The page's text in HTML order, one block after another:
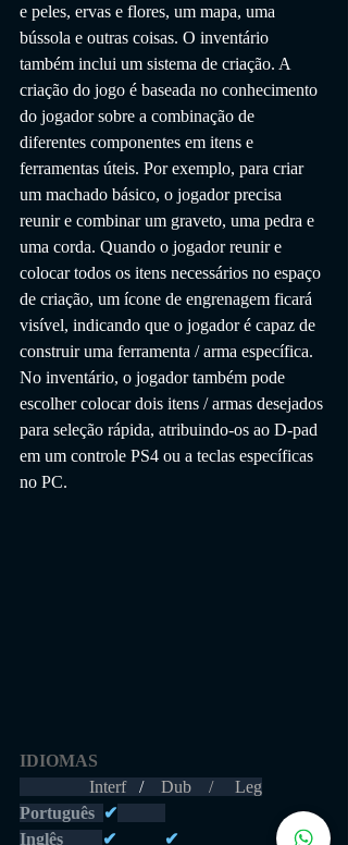
e peles, ervas e flores, um mapa, uma
bússola e outras coisas. O inventário
também inclui um sistema de criação. A
criação do jogo é baseada no conhecimento
do jogador sobre a combinação de
diferentes componentes em itens e
ferramentas úteis. Por exemplo, para criar
um machado básico, o jogador precisa
reunir e combinar um graveto, uma pedra e
uma corda. Quando o jogador reunir e
colocar todos os itens necessários no espaço
de criação, um ícone de engrenagem ficará
visível, indicando que o jogador é capaz de
construir uma ferramenta / arma específica.
No inventário, o jogador também pode
escolher colocar dois itens / armas desejados
para seleção rápida, atribuindo-os ao D-pad
em um controle PS4 ou a teclas específicas
no PC.
IDIOMAS
                Interf
/ Dub    /     Leg
Português ✔
Inglês
✔           ✔